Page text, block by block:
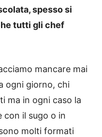
spesso si
tutti gli chef
mancare mai
ogni giorno, chi
ma in ogni caso la
con il sugo o in
molti formati